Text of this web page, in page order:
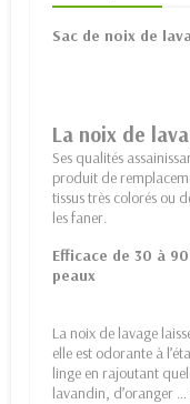
Sac de noix de
La noix de
Ses qualités
produit de
tissus très colorés ou
les faner.
Efficace de 30 à
peaux
La noix de lavage
elle est odorante à
linge en rajoutant
lavandin, d’oranger